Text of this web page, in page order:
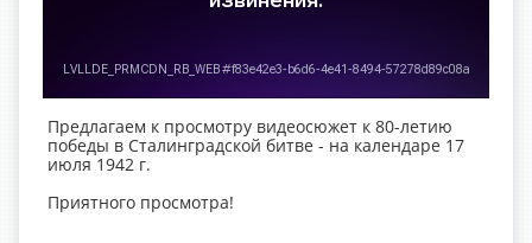
Предлагаем к просмотру видеосюжет к 80-летию
победы в Сталинградской битве - на календаре 17
июля 1942 г.
Приятного просмотра!